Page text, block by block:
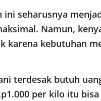
ini seharusnya
Namun,
karena kebutuhan
terdesak butuh
per kilo itu